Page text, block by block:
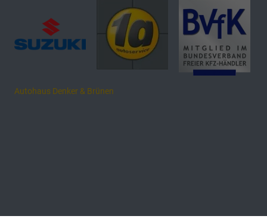
Autohaus Denker & Brünen